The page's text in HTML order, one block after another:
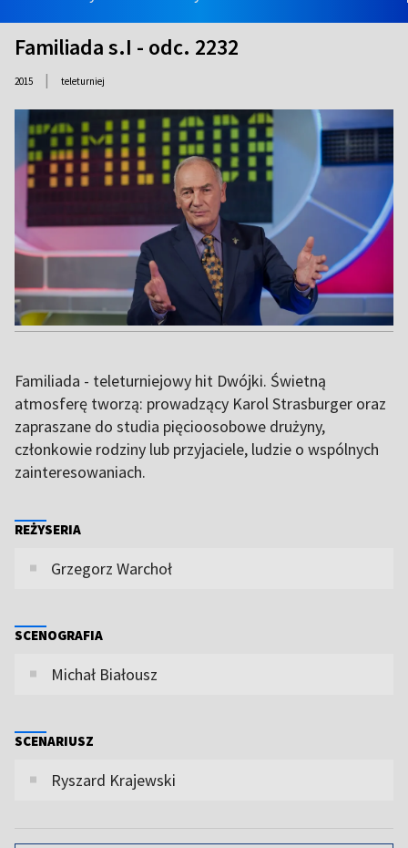
Familiada s.I - odc. 2232
2015 | teleturniej
Familiada - teleturniejowy hit Dwójki. Świetną
atmosferę tworzą: prowadzący Karol Strasburger oraz
zapraszane do studia pięcioosobowe drużyny,
członkowie rodziny lub przyjaciele, ludzie o wspólnych
zainteresowaniach.
REŻYSERIA
Grzegorz Warchoł
SCENOGRAFIA
Michał Białousz
SCENARIUSZ
Ryszard Krajewski